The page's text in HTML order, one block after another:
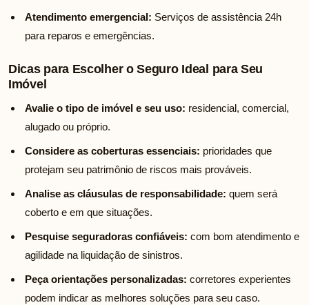
Atendimento emergencial: Serviços de assistência 24h
para reparos e emergências.
Dicas para Escolher o Seguro Ideal para Seu
Imóvel
Avalie o tipo de imóvel e seu uso: residencial, comercial,
alugado ou próprio.
Considere as coberturas essenciais: prioridades que
protejam seu patrimônio de riscos mais prováveis.
Analise as cláusulas de responsabilidade: quem será
coberto e em que situações.
Pesquise seguradoras confiáveis: com bom atendimento e
agilidade na liquidação de sinistros.
Peça orientações personalizadas: corretores experientes
podem indicar as melhores soluções para seu caso.